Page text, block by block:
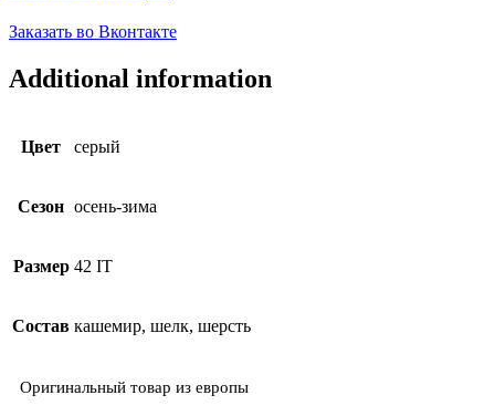
Заказать во Вконтакте
Additional information
Цвет серый
Сезон осень-зима
Размер 42 IT
Состав кашемир, шелк, шерсть
Оригинальный товар из европы